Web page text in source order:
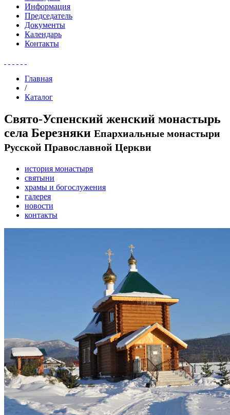
Информация
Председатель
Документы
Календарь
Контакты
Главная
/
Каталог
Свято-Успенский женский монастырь
села Березняки Епархиальные монастыри
Русской Православной Церкви
история монастыря
святыни
храмы и богослужения
галерея
новости
контакты